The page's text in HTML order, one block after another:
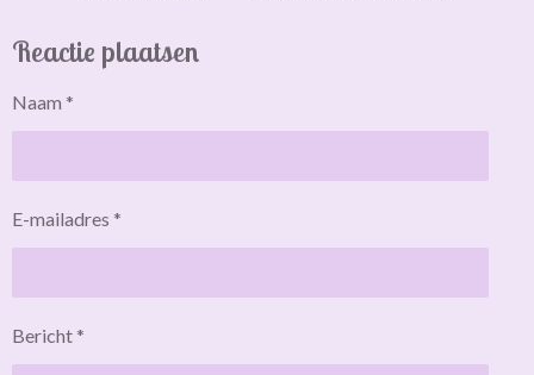
Reactie plaatsen
Naam *
E-mailadres *
Bericht *